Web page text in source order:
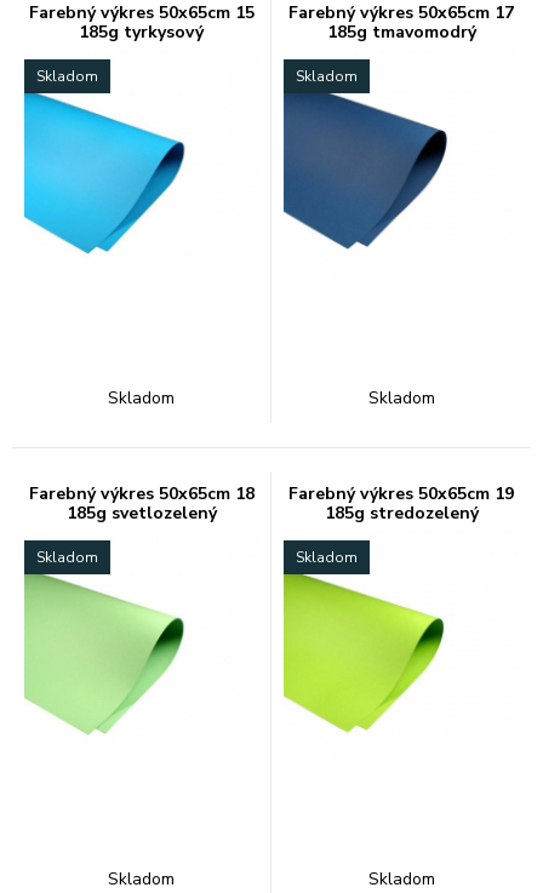
Farebný výkres 50x65cm 15
185g tyrkysový
Skladom
Skladom
Farebný výkres 50x65cm 17
185g tmavomodrý
Skladom
Skladom
Farebný výkres 50x65cm 18
185g svetlozelený
Skladom
Skladom
Farebný výkres 50x65cm 19
185g stredozelený
Skladom
Skladom